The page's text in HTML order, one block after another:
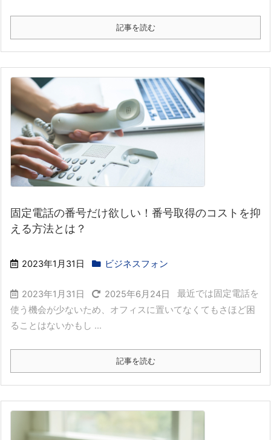
記事を読む
固定電話の番号だけ欲しい！番号取得のコストを抑
える方法とは？
2023年1月31日 ビジネスフォン
2023年1月31日 2025年6月24日
最近では固定電話を
使う機会が少ないため、オフィスに置いてなくてもさほど困
ることはないかもし ...
記事を読む